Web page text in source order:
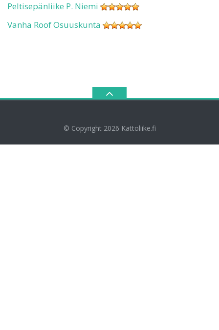
Peltisepänliike P. Niemi
Vanha Roof Osuuskunta
© Copyright 2026 Kattoliike.fi